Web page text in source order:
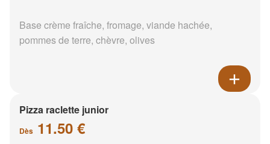
Base crème fraîche, fromage, viande hachée,
pommes de terre, chèvre, olives
Pizza raclette junior
Dès 11.50 €